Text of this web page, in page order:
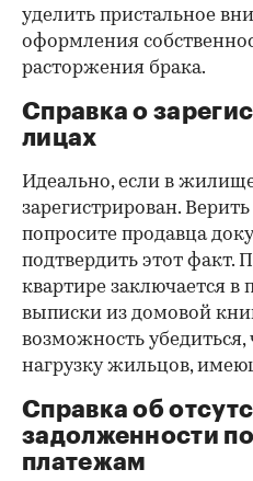
уделить пристальное
оформления
расторжения брака.
Справка о
лицах
Идеально, если в
зарегистрирован.
попросите продавца
подтвердить этот факт.
квартире заключается в
выписки из домовой
возможность убедиться,
нагрузку жильцов,
Справка об
задолженности
платежам